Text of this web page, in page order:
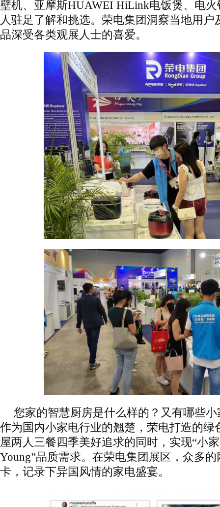
壁机、亚摩斯HUAWEI HiLink电饭煲、电
人驻足了解和挑选。荣电集团洞察当地用户
品深受各类观展人士的喜爱。
您家的智慧厨房是什么样的？又有哪些
作为国内小家电行业的翘楚，荣电打造的绿
屋两人三餐四季美好追求的同时，实现“小
Young”品质需求。在荣电集团展区，众多
卡，记录下异国风情的家电盛宴。